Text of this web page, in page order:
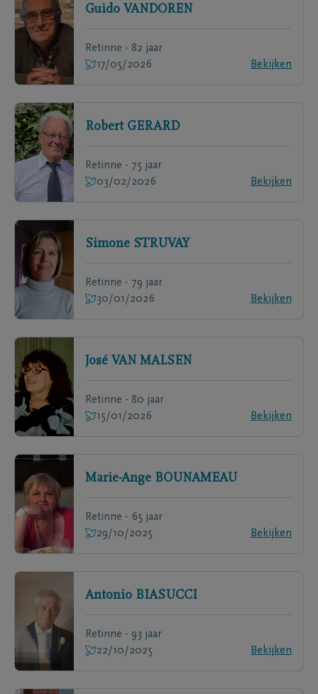
Guido VANDOREN
Retinne - 82 jaar
17/05/2026
Bekijken
Robert GERARD
Retinne - 75 jaar
03/02/2026
Bekijken
Simone STRUVAY
Retinne - 79 jaar
30/01/2026
Bekijken
José VAN MALSEN
Retinne - 80 jaar
15/01/2026
Bekijken
Marie-Ange BOUNAMEAU
Retinne - 65 jaar
29/10/2025
Bekijken
Antonio BIASUCCI
Retinne - 93 jaar
22/10/2025
Bekijken